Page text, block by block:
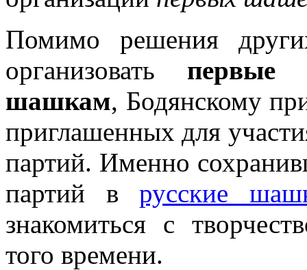
Помимо решения
организовать первые
шашкам, Бодянскому
приглашенных для
партий. Именно
партий врусские
знакомиться с
того времени.